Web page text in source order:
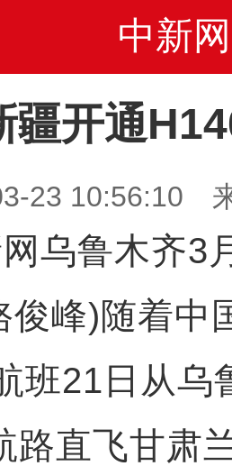
中新网
疆开通
23 10:56:10
鲁木齐3
俊峰)随着中
班21日从乌
路直飞甘肃